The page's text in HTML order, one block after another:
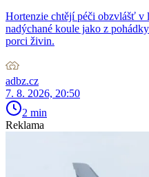
Hortenzie chtějí péči obzvlášť v
nadýchané koule jako z
porci živin.
adbz.cz
7. 8. 2026, 20:50
2 min
Reklama